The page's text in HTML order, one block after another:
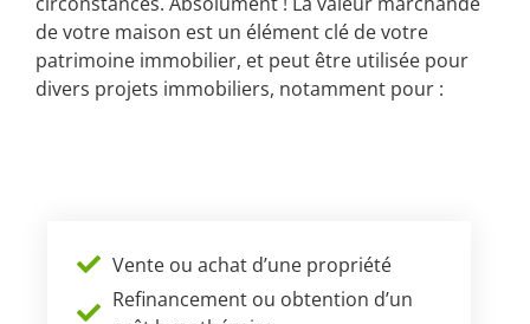
de votre maison est un élément clé de votre
patrimoine immobilier, et peut être utilisée pour
divers projets immobiliers, notamment pour :
Vente ou achat d’une propriété
Refinancement ou obtention d’un